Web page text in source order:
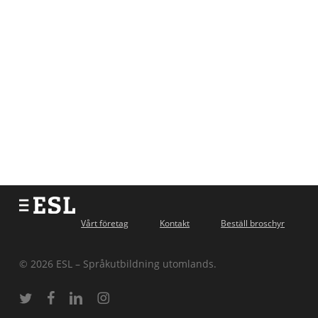
Vårt företag Kontakt Beställ broschyr
© 2026 ESL – Språkutbildning utomlands.
twitterfacebooklinkedininstagram